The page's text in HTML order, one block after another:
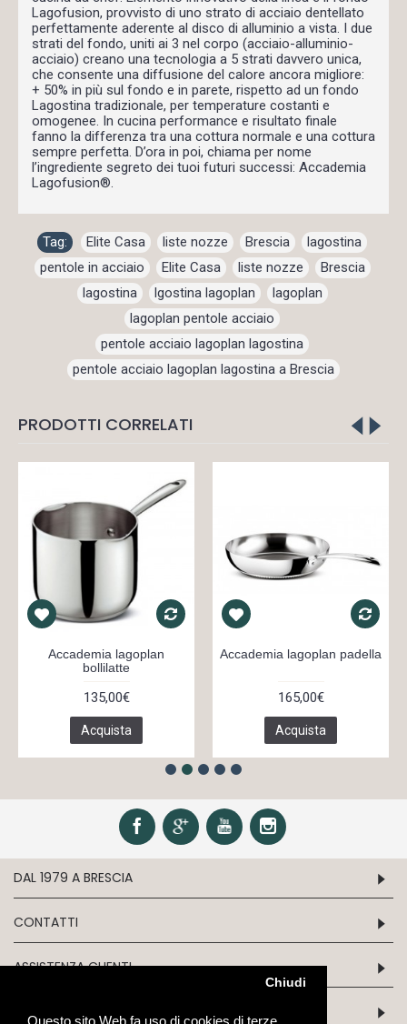
Chiudi
Lagofusion, provvisto di uno strato di acciaio dentellato
perfettamente aderente al disco di alluminio a vista. I due
strati del fondo, uniti ai 3 nel corpo (acciaio-alluminio-
acciaio) creano una tecnologia a 5 strati davvero unica,
che consente una diffusione del calore ancora migliore:
+ 50% in più sul fondo e in parete, rispetto ad un fondo
Lagostina tradizionale, per temperature costanti e
omogenee. In cucina performance e risultato finale
fanno la differenza tra una cottura normale e una cottura
sempre perfetta. D’ora in poi, chiama per nome
l’ingrediente segreto dei tuoi futuri successi: Accademia
Lagofusion®.
Tag: Elite Casa liste nozze Brescia lagostina
pentole in acciaio , Elite Casa , liste nozze , Brescia ,
lagostina , lgostina lagoplan , lagoplan ,
lagoplan pentole acciaio
pentole acciaio lagoplan lagostina
pentole acciaio lagoplan lagostina a Brescia
PRODOTTI CORRELATI
Accademia lagoplan
bollilatte
135,00€
Acquista
Accademia lagoplan padella
165,00€
Acquista
DAL 1979 A BRESCIA
CONTATTI
ASSISTENZA CLIENTI
INFORMATION